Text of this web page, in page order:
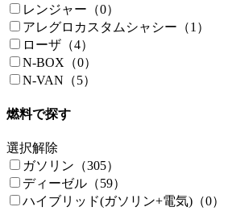
レンジャー（0）
アレグロカスタムシャシー（1）
ローザ（4）
N-BOX（0）
N-VAN（5）
燃料で探す
選択解除
ガソリン（305）
ディーゼル（59）
ハイブリッド(ガソリン+電気)（0）